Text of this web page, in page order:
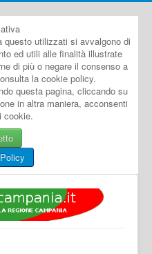
utilizzati si avvalgono di
ed utili alle finalità illustrate
di più o negare il consenso a
la cookie policy.
questa pagina, cliccando su
in altra maniera, acconsenti
cookie.